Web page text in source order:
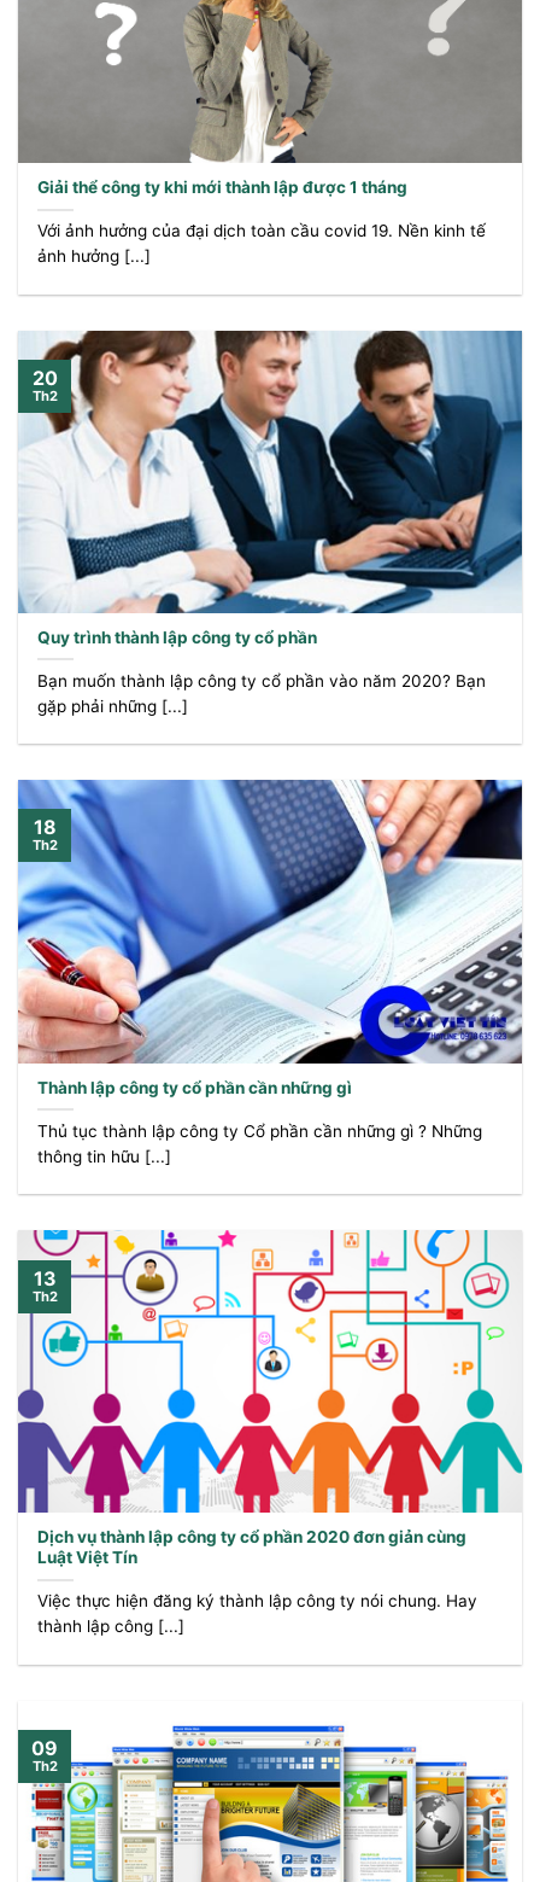
Giải thể công ty khi mới thành lập được 1 tháng
Với ảnh hưởng của đại dịch toàn cầu covid 19. Nền kinh tế
ảnh hưởng [...]
Quy trình thành lập công ty cổ phần
Bạn muốn thành lập công ty cổ phần vào năm 2020? Bạn
gặp phải những [...]
20
Th2
Thành lập công ty cổ phần cần những gì
Thủ tục thành lập công ty Cổ phần cần những gì ? Những
thông tin hữu [...]
18
Th2
Dịch vụ thành lập công ty cổ phần 2020 đơn giản cùng
Luật Việt Tín
Việc thực hiện đăng ký thành lập công ty nói chung. Hay
thành lập công [...]
13
Th2
09
Th2